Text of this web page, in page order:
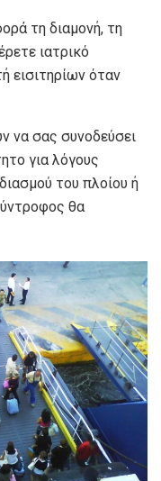
τη διαμονή, τη
ιατρικό
εισιτηρίων όταν
να σας συνοδεύσει
για λόγους
του πλοίου ή
θα